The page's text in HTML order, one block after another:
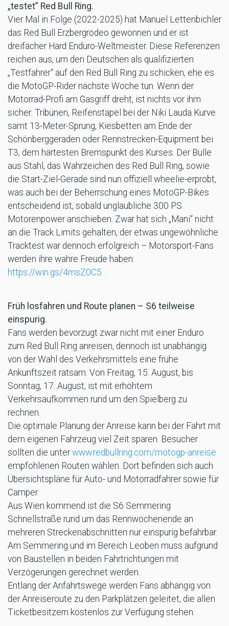
„testet” Red Bull Ring.
Vier Mal in Folge (2022-2025) hat Manuel Lettenbichler
das Red Bull Erzbergrodeo gewonnen und er ist
dreifacher Hard Enduro-Weltmeister. Diese Referenzen
reichen aus, um den Deutschen als qualifizierten
„Testfahrer“ auf den Red Bull Ring zu schicken, ehe es
die MotoGP-Rider nächste Woche tun. Wenn der
Motorrad-Profi am Gasgriff dreht, ist nichts vor ihm
sicher: Tribünen, Reifenstapel bei der Niki Lauda Kurve
samt 13-Meter-Sprung, Kiesbetten am Ende der
Schönberggeraden oder Rennstrecken-Equipment bei
T3, dem härtesten Bremspunkt des Kurses. Der Bulle
aus Stahl, das Wahrzeichen des Red Bull Ring, sowie
die Start-Ziel-Gerade sind nun offiziell wheelie-erprobt,
was auch bei der Beherrschung eines MotoGP-Bikes
entscheidend ist, sobald unglaubliche 300 PS
Motorenpower anschieben. Zwar hat sich „Mani“ nicht
an die Track Limits gehalten, der etwas ungewöhnliche
Tracktest war dennoch erfolgreich – Motorsport-Fans
werden ihre wahre Freude haben:
https://win.gs/4msZ0C5
Früh losfahren und Route planen – S6 teilweise
einspurig.
Fans werden bevorzugt zwar nicht mit einer Enduro
zum Red Bull Ring anreisen, dennoch ist unabhängig
von der Wahl des Verkehrsmittels eine frühe
Ankunftszeit ratsam. Von Freitag, 15. August, bis
Sonntag, 17. August, ist mit erhöhtem
Verkehrsaufkommen rund um den Spielberg zu
rechnen.
Die optimale Planung der Anreise kann bei der Fahrt mit
dem eigenen Fahrzeug viel Zeit sparen. Besucher
sollten die unterwww.redbullring.com/motogp-anreise
empfohlenen Routen wählen. Dort befinden sich auch
Übersichtspläne für Auto- und Motorradfahrer sowie für
Camper.
Aus Wien kommend ist die S6 Semmering
Schnellstraße rund um das Rennwochenende an
mehreren Streckenabschnitten nur einspurig befahrbar.
Am Semmering und im Bereich Leoben muss aufgrund
von Baustellen in beiden Fahrtrichtungen mit
Verzögerungen gerechnet werden.
Entlang der Anfahrtswege werden Fans abhängig von
der Anreiseroute zu den Parkplätzen geleitet, die allen
Ticketbesitzern kostenlos zur Verfügung stehen.